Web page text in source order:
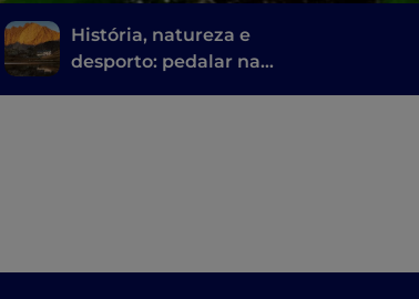
História, natureza e
desporto: pedalar na